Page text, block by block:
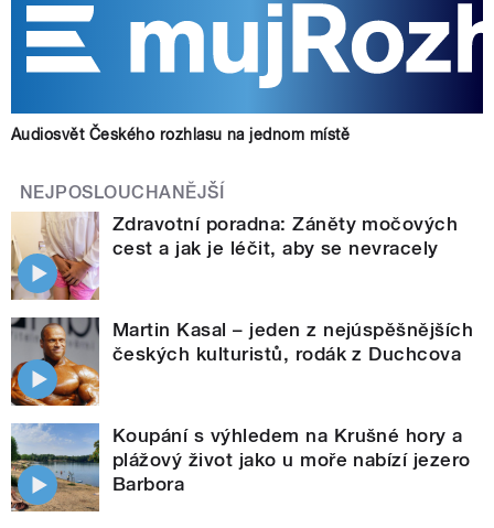
Audiosvět Českého rozhlasu na jednom místě
NEJPOSLOUCHANĚJŠÍ
Zdravotní poradna: Záněty močových
cest a jak je léčit, aby se nevracely
Martin Kasal – jeden z nejúspěšnějších
českých kulturistů, rodák z Duchcova
Koupání s výhledem na Krušné hory a
plážový život jako u moře nabízí jezero
Barbora